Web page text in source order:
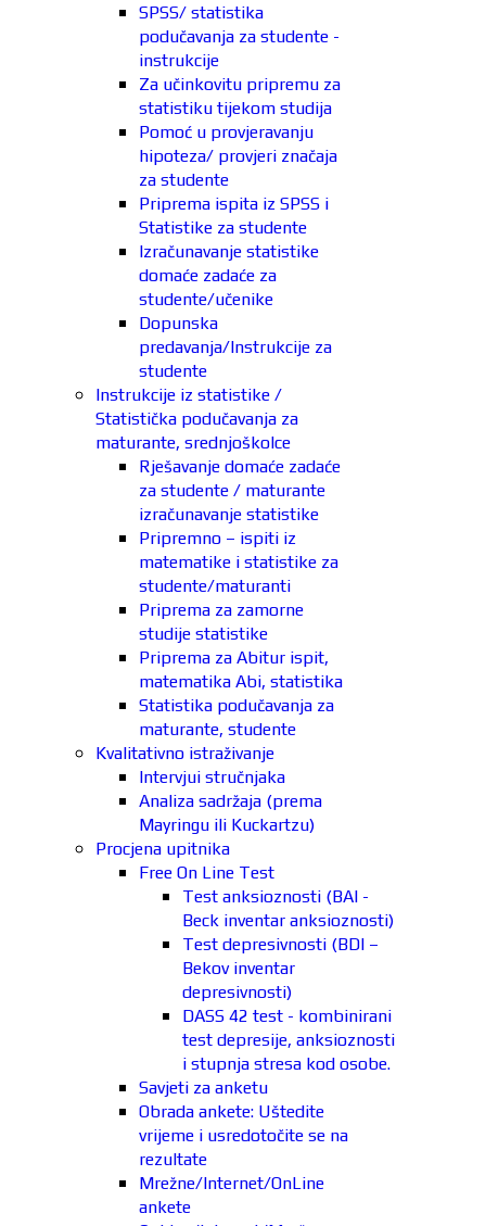
SPSS/ statistika
podučavanja za studente -
instrukcije
Za učinkovitu pripremu za
statistiku tijekom studija
Pomoć u provjeravanju
hipoteza/ provjeri značaja
za studente
Priprema ispita iz SPSS i
Statistike za studente
Izračunavanje statistike
domaće zadaće za
studente/učenike
Dopunska
predavanja/Instrukcije za
studente
Instrukcije iz statistike /
Statistička podučavanja za
maturante, srednjoškolce
Rješavanje domaće zadaće
za studente / maturante
izračunavanje statistike
Pripremno – ispiti iz
matematike i statistike za
studente/maturanti
Priprema za zamorne
studije statistike
Priprema za Abitur ispit,
matematika Abi, statistika
Statistika podučavanja za
maturante, studente
Kvalitativno istraživanje
Intervjui stručnjaka
Analiza sadržaja (prema
Mayringu ili Kuckartzu)
Procjena upitnika
Free On Line Test
Test anksioznosti (BAI -
Beck inventar anksioznosti)
Test depresivnosti (BDI –
Bekov inventar
depresivnosti)
DASS 42 test - kombinirani
test depresije, anksioznosti
i stupnja stresa kod osobe.
Savjeti za anketu
Obrada ankete: Uštedite
vrijeme i usredotočite se na
rezultate
Mrežne/Internet/OnLine
ankete